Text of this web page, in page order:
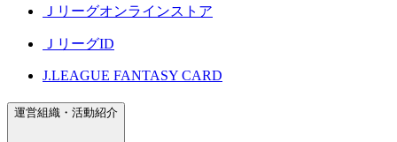
Ｊリーグオンラインストア
ＪリーグID
J.LEAGUE FANTASY CARD
運営組織・活動紹介